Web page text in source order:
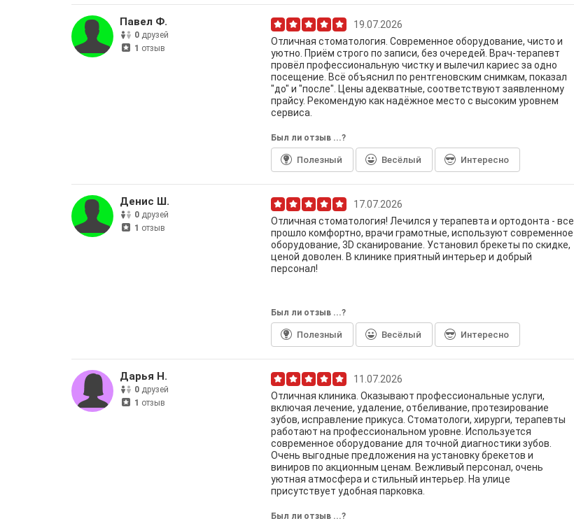
Павел Ф.
0 друзей
1 отзыв
19.07.2026
Отличная стоматология. Современное оборудование, чисто и
уютно. Приём строго по записи, без очередей. Врач-терапевт
провёл профессиональную чистку и вылечил кариес за одно
посещение. Всё объяснил по рентгеновским снимкам, показал
"до" и "после". Цены адекватные, соответствуют заявленному
прайсу. Рекомендую как надёжное место с высоким уровнем
сервиса.
Был ли отзыв ...?
Полезный Весёлый Интересно
Денис Ш.
0 друзей
1 отзыв
17.07.2026
Отличная стоматология! Лечился у терапевта и ортодонта - все
прошло комфортно, врачи грамотные, используют современное
оборудование, 3D сканирование. Установил брекеты по скидке,
ценой доволен. В клинике приятный интерьер и добрый
персонал!
Был ли отзыв ...?
Полезный Весёлый Интересно
Дарья Н.
0 друзей
1 отзыв
11.07.2026
Отличная клиника. Оказывают профессиональные услуги,
включая лечение, удаление, отбеливание, протезирование
зубов, исправление прикуса. Стоматологи, хирурги, терапевты
работают на профессиональном уровне. Используется
современное оборудование для точной диагностики зубов.
Очень выгодные предложения на установку брекетов и
виниров по акционным ценам. Вежливый персонал, очень
уютная атмосфера и стильный интерьер. На улице
присутствует удобная парковка.
Был ли отзыв ...?